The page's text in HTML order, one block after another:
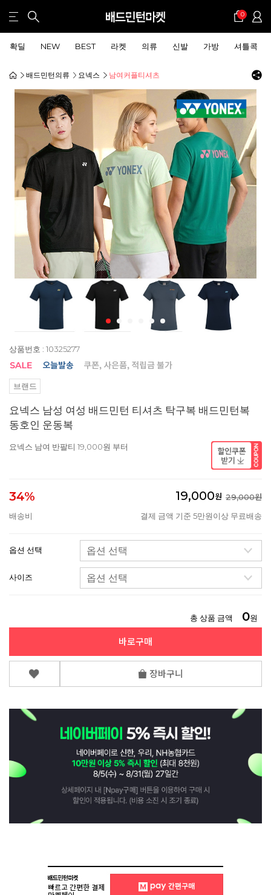
0
확딜 NEW BEST 라켓 의류 신발 가방 셔틀콕
배드민턴의류 요넥스 남여커플티셔츠
상품번호 : 10325277
브랜드
요넥스 남성 여성 배드민턴 티셔츠 탁구복 배드민턴복
동호인 운동복
요넥스 남여 반팔티 19,000원 부터
34% 19,000원 29,000원
배송비
결제 금액 기준 5만원이상 무료배송
옵션 선택
사이즈
총 상품 금액 0원
바로구매
장바구니